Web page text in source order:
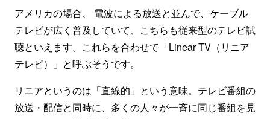
アメリカの場合、 電波による放送と並んで、ケーブル
テレビが広く普及していて、こちらも従来型のテレビ試
聴といえます。これらを合わせて「Linear TV（リニア
テレビ）」と呼ぶそうです。
リニアというのは「直線的」という意味。テレビ番組の
放送・配信と同時に、多くの人々が一斉に同じ番組を見